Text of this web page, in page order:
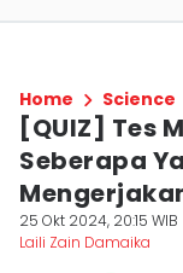
Home Science
[QUIZ] Tes
Seberapa
25 Okt 2024, 20:15 WIB
Laili Zain Damaika